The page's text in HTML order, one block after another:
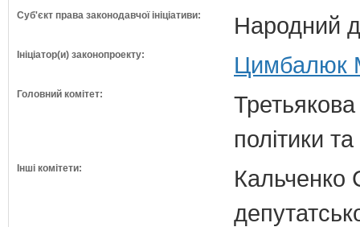
Суб'єкт права законодавчої ініціативи: Народний
Ініціатор(и) законопроекту: Цимбалюк
Головний комітет:
політики
Інші комітети:
Кальченко